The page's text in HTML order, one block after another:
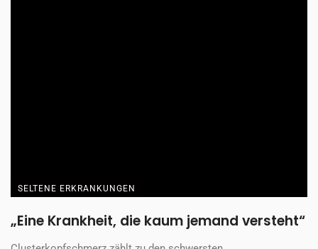
SELTENE ERKRANKUNGEN
„Eine Krankheit, die kaum jemand versteht“